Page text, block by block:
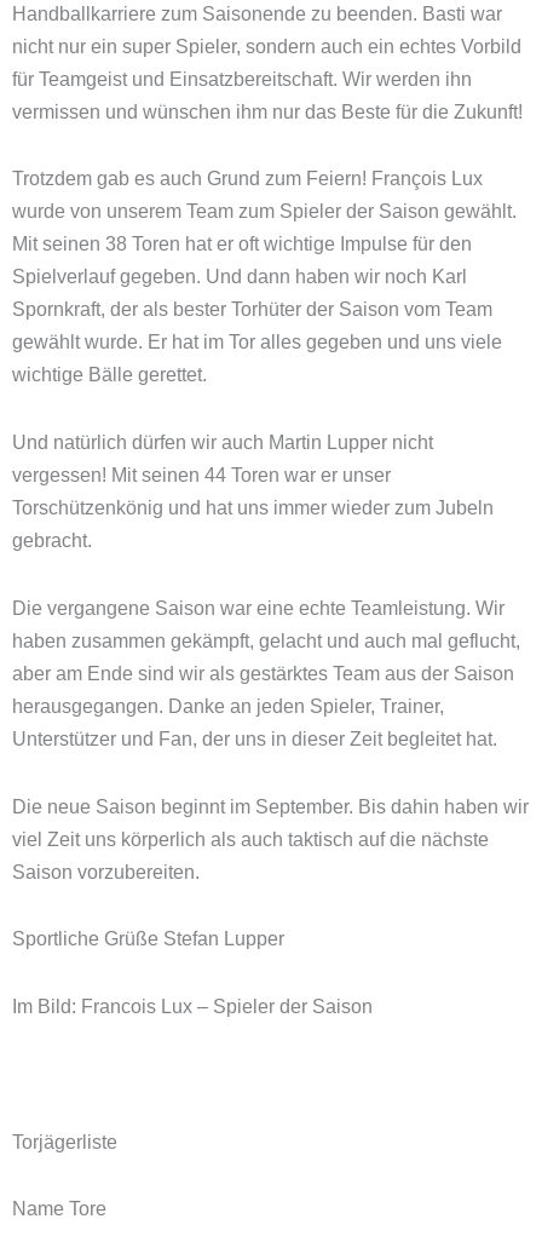
Handballkarriere zum Saisonende zu beenden. Basti war
nicht nur ein super Spieler, sondern auch ein echtes Vorbild
für Teamgeist und Einsatzbereitschaft. Wir werden ihn
vermissen und wünschen ihm nur das Beste für die Zukunft!
Trotzdem gab es auch Grund zum Feiern! François Lux
wurde von unserem Team zum Spieler der Saison gewählt.
Mit seinen 38 Toren hat er oft wichtige Impulse für den
Spielverlauf gegeben. Und dann haben wir noch Karl
Spornkraft, der als bester Torhüter der Saison vom Team
gewählt wurde. Er hat im Tor alles gegeben und uns viele
wichtige Bälle gerettet.
Und natürlich dürfen wir auch Martin Lupper nicht
vergessen! Mit seinen 44 Toren war er unser
Torschützenkönig und hat uns immer wieder zum Jubeln
gebracht.
Die vergangene Saison war eine echte Teamleistung. Wir
haben zusammen gekämpft, gelacht und auch mal geflucht,
aber am Ende sind wir als gestärktes Team aus der Saison
herausgegangen. Danke an jeden Spieler, Trainer,
Unterstützer und Fan, der uns in dieser Zeit begleitet hat.
Die neue Saison beginnt im September. Bis dahin haben wir
viel Zeit uns körperlich als auch taktisch auf die nächste
Saison vorzubereiten.
Sportliche Grüße Stefan Lupper
Im Bild: Francois Lux – Spieler der Saison
Torjägerliste
Name Tore